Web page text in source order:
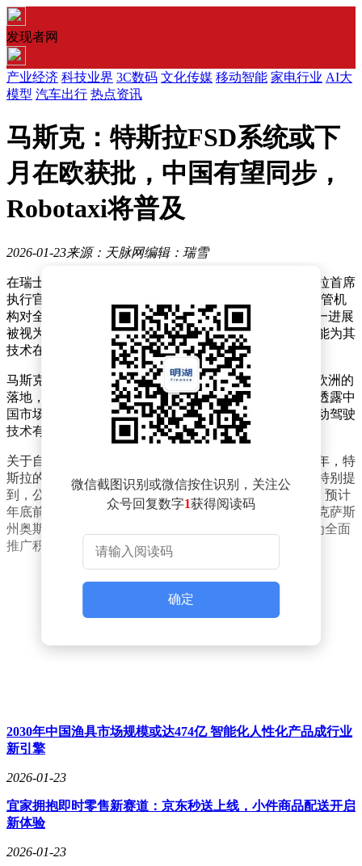
发现者网
产业经济 科技业界 3C数码 文化传媒 移动智能 家电行业 AI大
模型 汽车出行 热点资讯
马斯克：特斯拉FSD系统或下
月在欧获批，中国有望同步，
Robotaxi将普及
2026-01-23来源：天脉网编辑：瑞雪
在瑞士达沃斯举行的第56届世界经济论坛年会上，特斯拉首席
执行官埃隆·马斯克透露，公司预计下个月将获得欧洲监管机
构对全自动驾驶（FSD）高级驾驶辅助系统的批准。这一进展
被视为特斯拉在自动驾驶监管领域迈出的关键一步，可能为其
技术在全球范围内的推广奠定基础。
马斯克在会议期间表示，特斯拉正积极推进FSD系统在欧洲的
落地，并希望能在下个月获得相关批准。与此同时，他透露中
国市场的审批进程也与欧洲接近同步，暗示特斯拉的自动驾驶
技术有望在两大市场同时取得突破。
关于自动驾驶的长期规划，马斯克进一步阐述，到2027年，特
斯拉的无人驾驶出租车将在美国市场实现广泛普及。他特别提
到，公司的Robotaxi服务计划于今年在美国大规模部署，预计
年底前将在全美范围内形成规模。目前，特斯拉已在得克萨斯
州奥斯汀试点运行无车内安全监督员的Robotaxi服务，为全面
推广积累经验。
微信截图识别或微信按住识别，关注公
众号回复数字1获得阅读码
确定
2030年中国渔具市场规模或达474亿 智能化人性化产品成行业
新引擎
2026-01-23
宜家拥抱即时零售新赛道：京东秒送上线，小件商品配送开启
新体验
2026-01-23